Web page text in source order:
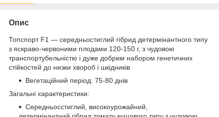
Опис
Топспорт F1 — середньостиглий гібрид детермінантного типу
з яскраво-червоними плодами 120-150 г, з чудовою
транспортубельністю і дуже добрим набором генетичних
стійкостей до низки хвороб і шкідників
Вегетаційний період: 75-80 днів
Загальні характеристики:
Середньосстиглий, високоурожайний,